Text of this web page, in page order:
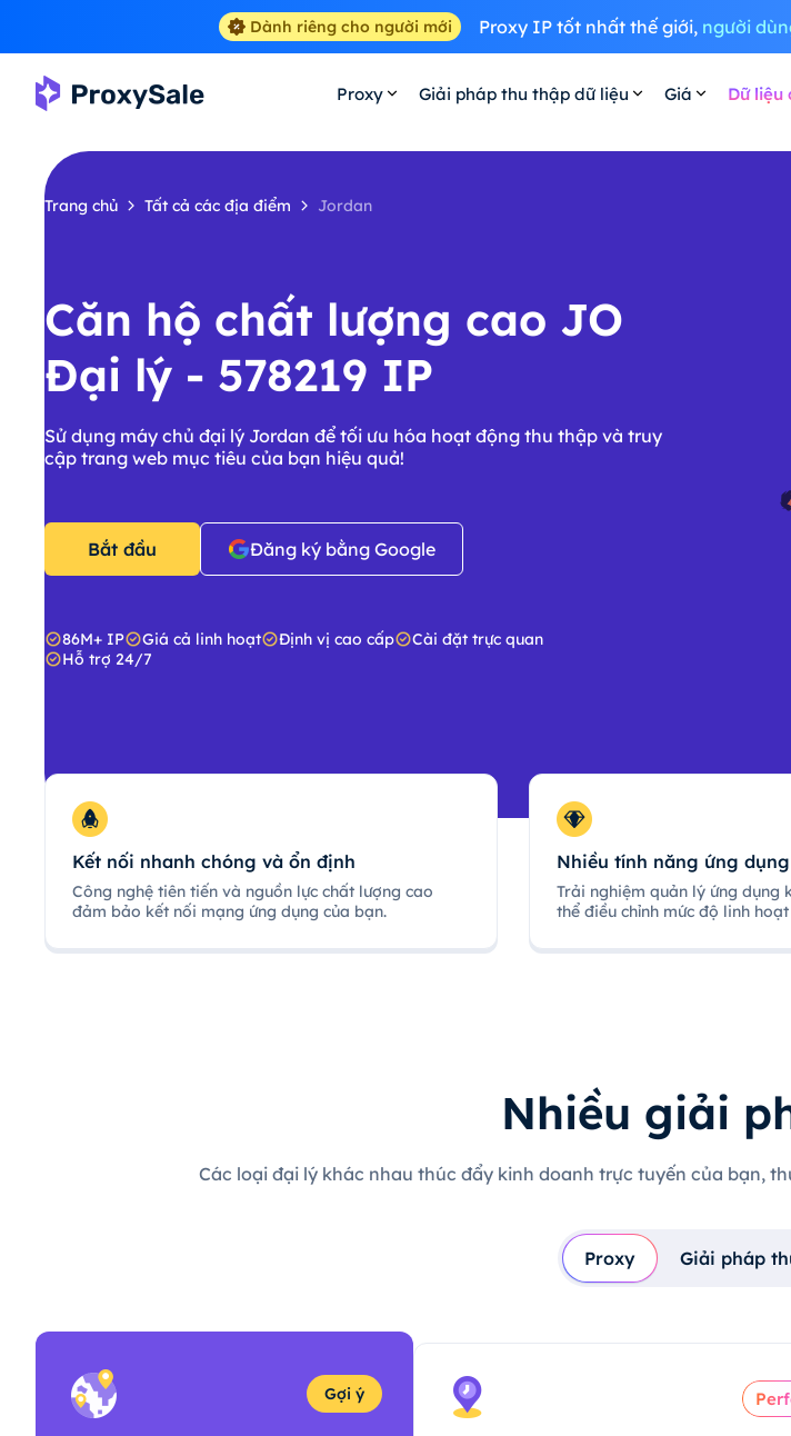
Dành riêng cho người mới Proxy IP tốt nhất thế giới, người
Proxy Giải pháp thu thập dữ liệu Giá Dữ liệu
Trang chủ Tất cả các địa điểm Jordan
Căn hộ chất lượng cao JO
Đại lý - 578219 IP
Sử dụng máy chủ đại lý Jordan để tối ưu hóa hoạt động thu thập và truy
cập trang web mục tiêu của bạn hiệu quả!
Bắt đầu Đăng ký bằng Google
86M+ IP Giá cả linh hoạt Định vị cao cấp
Cài đặt trực quan
Hỗ trợ 24/7
Kết nối nhanh chóng và ổn định
Công nghệ tiên tiến và nguồn lực chất lượng cao
đảm bảo kết nối mạng ứng dụng của bạn.
Nhiều tính năng ứng dụng
Trải nghiệm quản lý ứng dụng
thể điều chỉnh mức độ linh
Nhiều giải
Các loại đại lý khác nhau thúc đẩy kinh doanh trực tuyến của bạn,
Proxy Giải pháp
Gợi ý